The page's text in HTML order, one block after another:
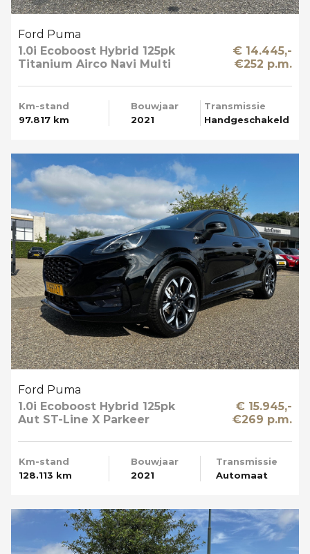
Ford Puma
1.0i Ecoboost Hybrid 125pk
Titanium Airco Navi Multi
€ 14.445,-
€252 p.m.
Km-stand
97.817 km
Bouwjaar
2021
Transmissie
Handgeschakeld
Ford Puma
1.0i Ecoboost Hybrid 125pk
Aut ST-Line X Parkeer
€ 15.945,-
€269 p.m.
Km-stand
128.113 km
Bouwjaar
2021
Transmissie
Automaat